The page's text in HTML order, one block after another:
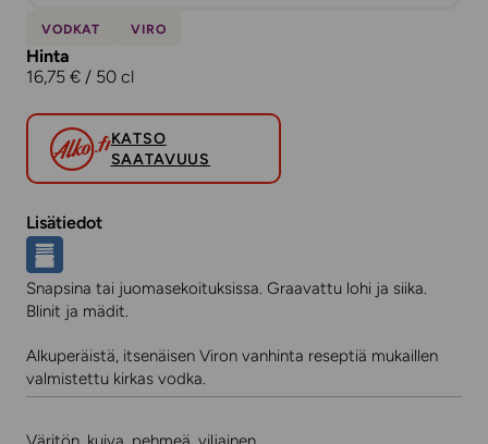
VODKAT VIRO
Hinta
16,75 € / 50 cl
KATSO
SAATAVUUS
Lisätiedot
Snapsina tai juomasekoituksissa. Graavattu lohi ja siika.
Blinit ja mädit.
Alkuperäistä, itsenäisen Viron vanhinta reseptiä mukaillen
valmistettu kirkas vodka.